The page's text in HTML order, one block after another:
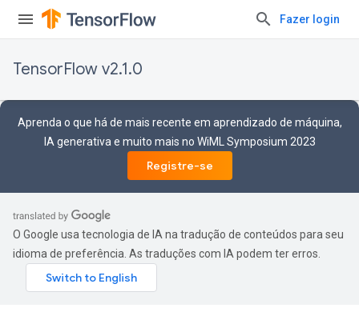
Fazer login
TensorFlow v2.1.0
Aprenda o que há de mais recente em aprendizado de máquina,
IA generativa e muito mais no WiML Symposium 2023
Registre-se
O Google usa tecnologia de IA na tradução de conteúdos para seu
idioma de preferência. As traduções com IA podem ter erros.